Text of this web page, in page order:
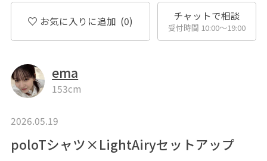
お気に入りに追加 (0) チャットで相談
受付時間 10:00〜19:00
ema
153cm
2026.05.19
poloTシャツ×LightAiryセットアップ